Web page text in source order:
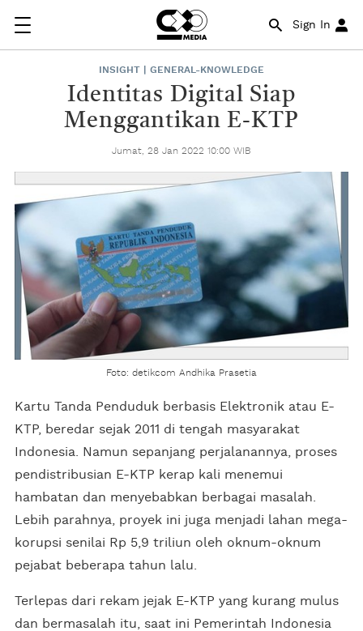
Sign In
INSIGHT | GENERAL-KNOWLEDGE
Identitas Digital Siap
Menggantikan E-KTP
Jumat, 28 Jan 2022 10:00 WIB
Foto: detikcom Andhika Prasetia
Kartu Tanda Penduduk berbasis Elektronik atau E-
KTP, beredar sejak 2011 di tengah masyarakat
Indonesia. Namun sepanjang perjalanannya, proses
pendistribusian E-KTP kerap kali menemui
hambatan dan menyebabkan berbagai masalah.
Lebih parahnya, proyek ini juga menjadi lahan mega-
korupsi senilai Rp 5,9 triliun oleh oknum-oknum
pejabat beberapa tahun lalu.
Terlepas dari rekam jejak E-KTP yang kurang mulus
dan bermasalah itu, saat ini Pemerintah Indonesia